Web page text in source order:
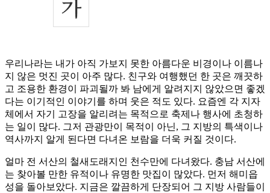
우리나라는 내가 아직 가보지 못한 아름다운 비경이나 이름나
지 않은 멋진 곳이 아주 많다. 친구와 여행했던 한 곳은 깨끗하
고 조용한 환경이 파괴될까 봐 남에게 알려지지 않았으면 좋겠
다는 이기적인 이야기를 하며 웃은 적도 있다. 요즘엔 각 지자
체에서 자기 고장을 알리려는 목적으로 축제나 행사에 초청하
는 일이 많다. 그저 관광만이 목적이 아닌, 그 지방의 특색이나
역사까지 알게 된다면 다녀온 보람을 더욱 커질 것이다.
얼마 전 서산의 철새도래지인 천수만에 다녀왔다. 충남 서산에
는 찾아볼 만한 유적이나 유명한 맛집이 많았다. 먼저 해미읍
성을 돌아보았다. 지금은 깔끔하게 단장되어 그 지방 사람들이